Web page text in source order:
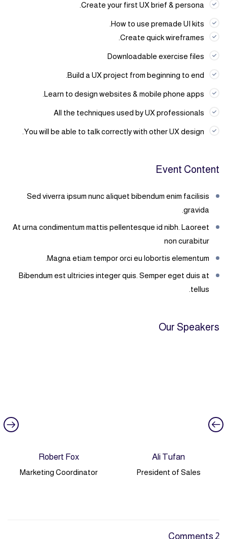
Create your first UX brief & persona.
How to use premade UI kits.
Create quick wireframes.
Downloadable exercise files
Build a UX project from beginning to end.
Learn to design websites & mobile phone apps.
All the techniques used by UX professionals
You will be able to talk correctly with other UX design.
Event Content
Sed viverra ipsum nunc aliquet bibendum enim facilisis
gravida.
At urna condimentum mattis pellentesque id nibh. Laoreet
non curabitur
Magna etiam tempor orci eu lobortis elementum.
Bibendum est ultricies integer quis. Semper eget duis at
tellus.
Our Speakers
Ali Tufan
President of Sales
Robert Fox
Marketing Coordinator
2 Comments